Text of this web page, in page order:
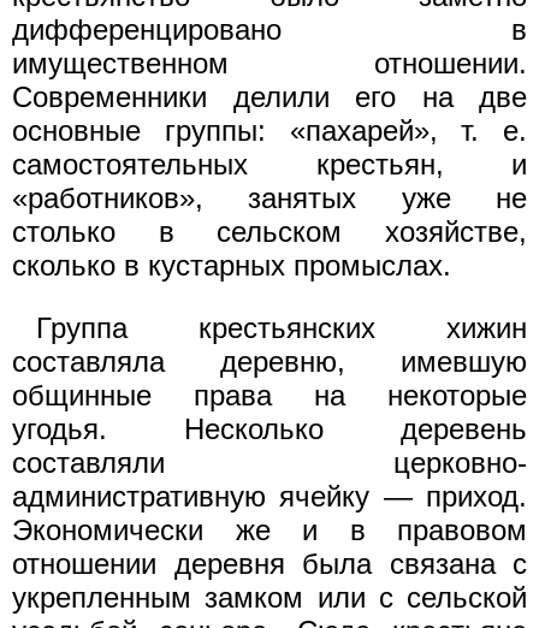
дифференцировано в
имущественном отношении.
Современники делили его на две
основные группы: «пахарей», т. е.
самостоятельных крестьян, и
«работников», занятых уже не
столько в сельском хозяйстве,
сколько в кустарных промыслах.
Группа крестьянских хижин
составляла деревню, имевшую
общинные права на некоторые
угодья. Несколько деревень
составляли церковно-
административную ячейку — приход.
Экономически же и в правовом
отношении деревня была связана с
укрепленным замком или с сельской